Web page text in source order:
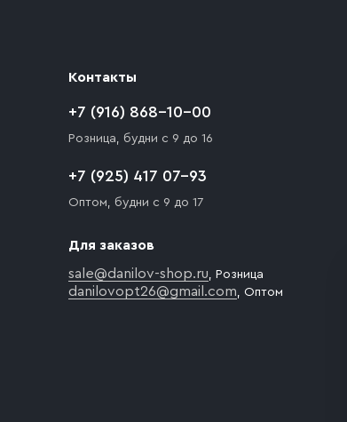
Контакты
+7 (916) 868-10-00
Розница, будни с 9 до 16
+7 (925) 417 07-93
Оптом, будни с 9 до 17
Для заказов
sale@danilov-shop.ru, Розница
danilovopt26@gmail.com, Оптом